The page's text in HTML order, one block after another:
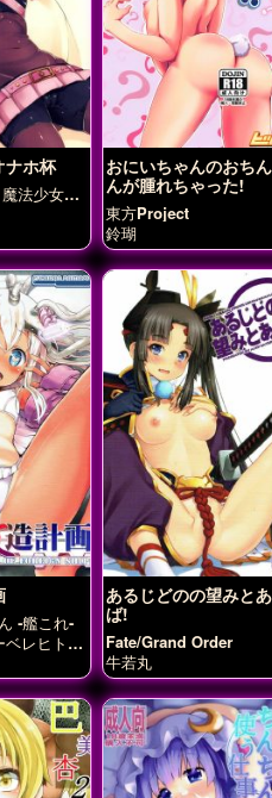
ナホ杯
法少女ま
おにいちゃんのおち
んが腫れちゃった!
東方Project
鈴瑚
-艦これ-
ベレヒト・
あるじどのの望みと
ば!
Fate/Grand Order
牛若丸